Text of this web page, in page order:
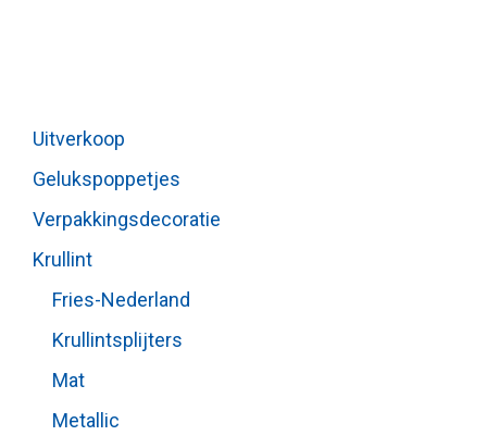
Uitverkoop
Gelukspoppetjes
Verpakkingsdecoratie
Krullint
Fries-Nederland
Krullintsplijters
Mat
Metallic